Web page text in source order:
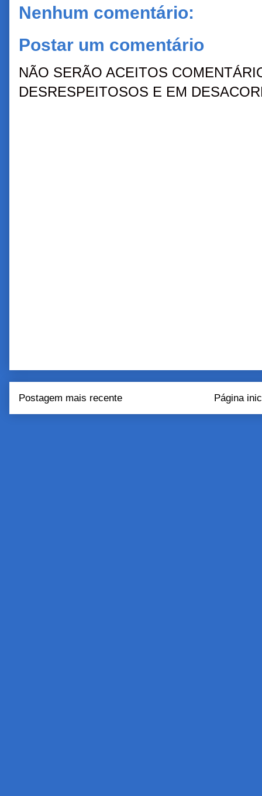
Nenhum comentário:
Postar um comentário
NÃO SERÃO ACEITOS
DESRESPEITOSOS E EM
Postagem mais recente Página